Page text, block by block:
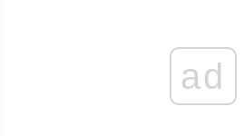
ad